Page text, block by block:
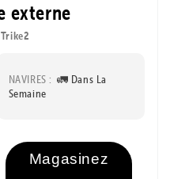
externe
NAVIRES : 🚛 Dans La
Semaine
Magasinez